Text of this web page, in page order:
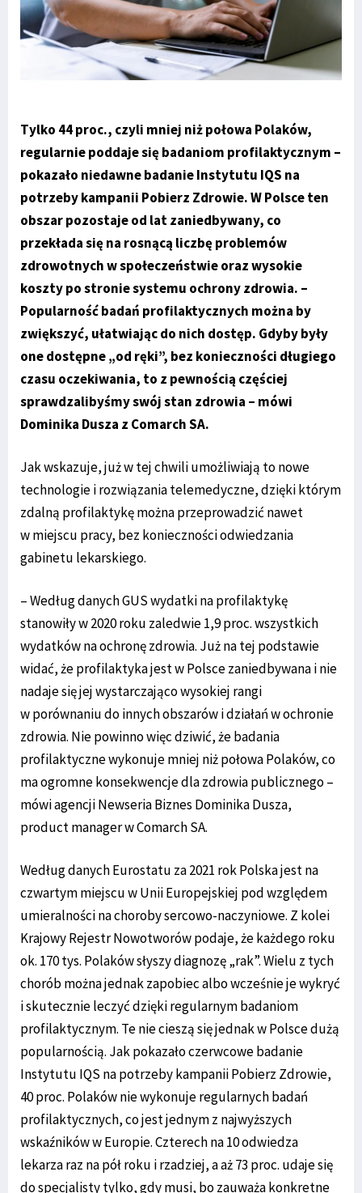
Tylko 44 proc., czyli mniej niż połowa Polaków,
regularnie poddaje się badaniom profilaktycznym –
pokazało niedawne badanie Instytutu IQS na
potrzeby kampanii Pobierz Zdrowie. W Polsce ten
obszar pozostaje od lat zaniedbywany, co
przekłada się na rosnącą liczbę problemów
zdrowotnych w społeczeństwie oraz wysokie
koszty po stronie systemu ochrony zdrowia. –
Popularność badań profilaktycznych można by
zwiększyć, ułatwiając do nich dostęp. Gdyby były
one dostępne „od ręki”, bez konieczności długiego
czasu oczekiwania, to z pewnością częściej
sprawdzalibyśmy swój stan zdrowia – mówi
Dominika Dusza z Comarch SA.
Jak wskazuje, już w tej chwili umożliwiają to nowe
technologie i rozwiązania telemedyczne, dzięki którym
zdalną profilaktykę można przeprowadzić nawet
w miejscu pracy, bez konieczności odwiedzania
gabinetu lekarskiego.
– Według danych GUS wydatki na profilaktykę
stanowiły w 2020 roku zaledwie 1,9 proc. wszystkich
wydatków na ochronę zdrowia. Już na tej podstawie
widać, że profilaktyka jest w Polsce zaniedbywana i nie
nadaje się jej wystarczająco wysokiej rangi
w porównaniu do innych obszarów i działań w ochronie
zdrowia. Nie powinno więc dziwić, że badania
profilaktyczne wykonuje mniej niż połowa Polaków, co
ma ogromne konsekwencje dla zdrowia publicznego –
mówi agencji Newseria Biznes Dominika Dusza,
product manager w Comarch SA.
Według danych Eurostatu za 2021 rok Polska jest na
czwartym miejscu w Unii Europejskiej pod względem
umieralności na choroby sercowo-naczyniowe. Z kolei
Krajowy Rejestr Nowotworów podaje, że każdego roku
ok. 170 tys. Polaków słyszy diagnozę „rak”. Wielu z tych
chorób można jednak zapobiec albo wcześnie je wykryć
i skutecznie leczyć dzięki regularnym badaniom
profilaktycznym. Te nie cieszą się jednak w Polsce dużą
popularnością. Jak pokazało czerwcowe badanie
Instytutu IQS na potrzeby kampanii Pobierz Zdrowie,
40 proc. Polaków nie wykonuje regularnych badań
profilaktycznych, co jest jednym z najwyższych
wskaźników w Europie. Czterech na 10 odwiedza
lekarza raz na pół roku i rzadziej, a aż 73 proc. udaje się
do specjalisty tylko, gdy musi, bo zauważa konkretne